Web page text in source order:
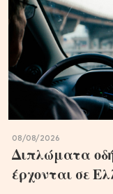
08/08/2026
Διπλώματα
έρχονται σε